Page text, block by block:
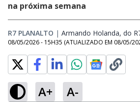
na próxima semana
R7 PLANALTO | Armando Holanda, do
08/05/2026 - 15H35 (ATUALIZADO EM 08/05/
A+ A-